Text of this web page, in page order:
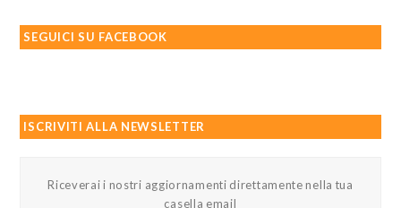
SEGUICI SU FACEBOOK
ISCRIVITI ALLA NEWSLETTER
Riceverai i nostri aggiornamenti direttamente nella tua
casella email